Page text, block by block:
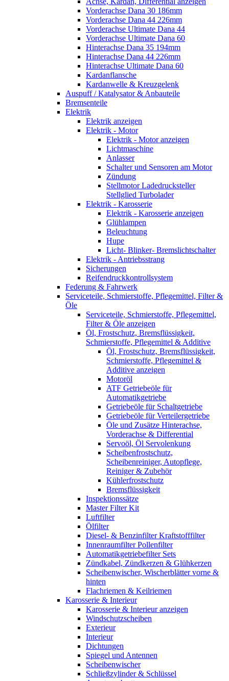
Vorderachse Dana 30 186mm
Vorderachse Dana 44 226mm
Vorderachse Ultimate Dana 44
Vorderachse Ultimate Dana 60
Hinterachse Dana 35 194mm
Hinterachse Dana 44 226mm
Hinterachse Ultimate Dana 60
Kardanflansche
Kardanwelle & Kreuzgelenk
Auspuff / Katalysator & Anbauteile
Bremsenteile
Elektrik
Elektrik anzeigen
Elektrik - Motor
Elektrik - Motor anzeigen
Lichtmaschine
Anlasser
Schalter und Sensoren am Motor
Zündung
Stellmotor Ladedrucksteller
Stellglied Turbolader
Elektrik - Karosserie
Elektrik - Karosserie anzeigen
Glühlampen
Beleuchtung
Hupe
Licht- Blinker- Bremslichtschalter
Elektrik - Antriebsstrang
Sicherungen
Reifendruckkontrollsystem
Federung & Fahrwerk
Serviceteile, Schmierstoffe, Pflegemittel, Filter &
Öle
Serviceteile, Schmierstoffe, Pflegemittel,
Filter & Öle anzeigen
Öl, Frostschutz, Bremsflüssigkeit,
Schmierstoffe, Pflegemittel & Additive
Öl, Frostschutz, Bremsflüssigkeit,
Schmierstoffe, Pflegemittel &
Additive anzeigen
Motoröl
ATF Getriebeöle für
Automatikgetriebe
Getriebeöle für Schaltgetriebe
Getriebeöle für Verteilergetriebe
Öle und Zusätze Hinterachse,
Vorderachse & Differential
Servoöl, Öl Servolenkung
Scheibenfrostschutz,
Scheibenreiniger, Autopflege,
Reiniger & Zubehör
Kühlerfrostschutz
Bremsflüssigkeit
Inspektionssätze
Master Filter Kit
Luftfilter
Ölfilter
Diesel- & Benzinfilter Kraftstofffilter
Innenraumfilter Pollenfilter
Automatikgetriebefilter Sets
Zündkabel, Zündkerzen & Glühkerzen
Scheibenwischer, Wischerblätter vorne &
hinten
Flachriemen & Keilriemen
Karosserie & Interieur
Karosserie & Interieur anzeigen
Windschutzscheiben
Exterieur
Interieur
Dichtungen
Spiegel und Antennen
Scheibenwischer
Schließzylinder & Schlüssel